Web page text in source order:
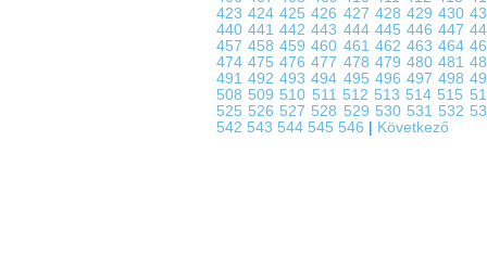
423424425426 427 428 429 430
440441442443 444 445 446 447
457458459460 461 462 463 464
474475476477 478 479 480 481
491492493494 495 496 497 498
508 509 510 511 512 513 514 515
525 526 527 528 529 530 531 532
542 543 544 545 546 Következő